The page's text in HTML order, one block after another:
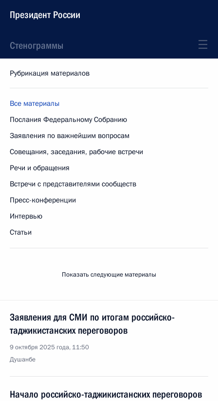
Президент России
Стенограммы
Рубрикация материалов
Все материалы
Послания Федеральному Собранию
Заявления по важнейшим вопросам
Совещания, заседания, рабочие встречи
Речи и обращения
Встречи с представителями сообществ
Пресс-конференции
Интервью
Статьи
Показать следующие материалы
Заявления для СМИ по итогам российско-
таджикистанских переговоров
9 октября 2025 года, 11:50
Душанбе
Начало российско-таджикистанских переговоров